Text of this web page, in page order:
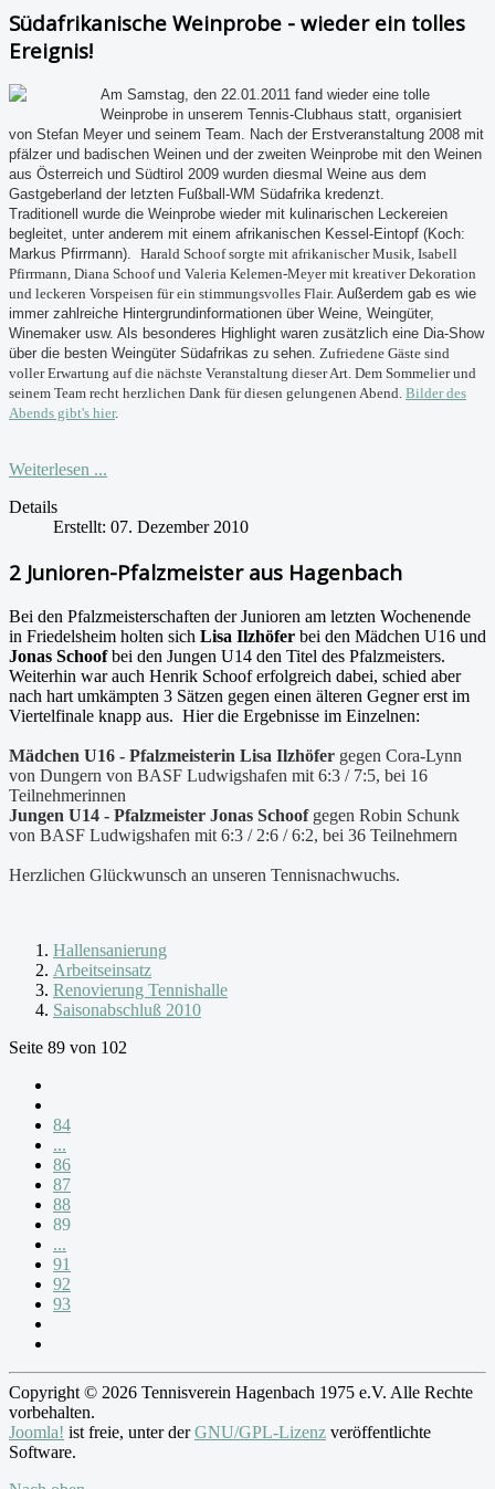
Südafrikanische Weinprobe - wieder ein tolles
Ereignis!
Am Samstag, den 22.01.2011 fand wieder eine tolle
Weinprobe in unserem Tennis-Clubhaus statt, organisiert
von Stefan Meyer und seinem Team. Nach der Erstveranstaltung 2008 mit
pfälzer und badischen Weinen und der zweiten Weinprobe mit den Weinen
aus Österreich und Südtirol 2009 wurden diesmal Weine aus dem
Gastgeberland der letzten Fußball-WM Südafrika kredenzt.
Traditionell wurde die Weinprobe wieder mit kulinarischen Leckereien
begleitet, unter anderem mit einem afrikanischen Kessel-Eintopf (Koch:
Markus Pfirrmann). Harald Schoof sorgte mit afrikanischer Musik, Isabell
Pfirrmann, Diana Schoof und Valeria Kelemen-Meyer mit kreativer Dekoration
und leckeren Vorspeisen für ein stimmungsvolles Flair. Außerdem gab es wie
immer zahlreiche Hintergrundinformationen über Weine, Weingüter,
Winemaker usw. Als besonderes Highlight waren zusätzlich eine Dia-Show
über die besten Weingüter Südafrikas zu sehen. Zufriedene Gäste sind
voller Erwartung auf die nächste Veranstaltung dieser Art. Dem Sommelier und
seinem Team recht herzlichen Dank für diesen gelungenen Abend. Bilder des
Abends gibt's hier.
Weiterlesen ...
Details
Erstellt: 07. Dezember 2010
2 Junioren-Pfalzmeister aus Hagenbach
Bei den Pfalzmeisterschaften der Junioren am letzten Wochenende
in Friedelsheim holten sich Lisa Ilzhöfer bei den Mädchen U16 und
Jonas Schoofbei den Jungen U14 den Titel des Pfalzmeisters.
Weiterhin war auch Henrik Schoof erfolgreich dabei, schied aber
nach hart umkämpten 3 Sätzen gegen einen älteren Gegner erst im
Viertelfinale knapp aus. Hier die Ergebnisse im Einzelnen:
Mädchen U16 - Pfalzmeisterin Lisa Ilzhöfer gegen Cora-Lynn
von Dungern von BASF Ludwigshafen mit 6:3 / 7:5, bei 16
Teilnehmerinnen
Jungen U14 - Pfalzmeister Jonas Schoofgegen Robin Schunk
von BASF Ludwigshafen mit 6:3 / 2:6 / 6:2, bei 36 Teilnehmern
Herzlichen Glückwunsch an unseren Tennisnachwuchs.
Hallensanierung
Arbeitseinsatz
Renovierung Tennishalle
Saisonabschluß 2010
Seite 89 von 102
84
...
86
87
88
89
...
91
92
93
Copyright © 2026 Tennisverein Hagenbach 1975 e.V. Alle Rechte
vorbehalten.
Joomla! ist freie, unter derGNU/GPL-Lizenz veröffentlichte
Software.